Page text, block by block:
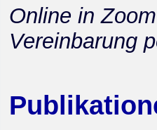
Online in
Vereinbarung